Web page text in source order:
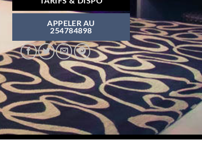
APPELER AU
254784898